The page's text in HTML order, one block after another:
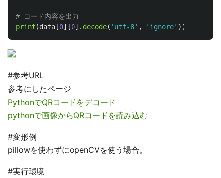
print (data [0][0]. decode( ' utf-8' , ' ignore' ))
#参考URL
参考にしたページ
PythonでQRコードをデコード
pythonで画像からQRコードを読み込む
#変形例
pillowを使わずにopenCVを使う場合。
#実行環境